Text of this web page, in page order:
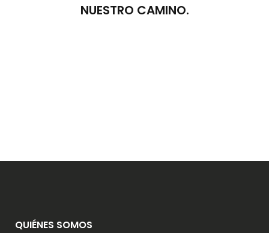
NUESTRO CAMINO.
QUIÉNES SOMOS